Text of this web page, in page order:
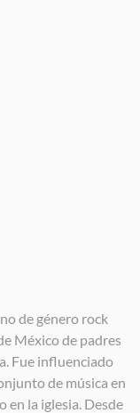
de género rock
México de padres
Fue influenciado
de música en
en la iglesia. Desde